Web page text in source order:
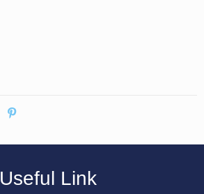
Useful Link